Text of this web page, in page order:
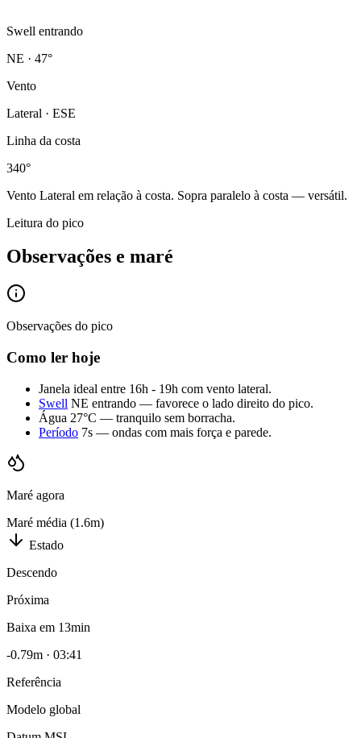
Swell entrando
NE · 47°
Vento
Lateral · ESE
Linha da costa
340°
Vento Lateral em relação à costa. Sopra paralelo à costa — versátil.
Leitura do pico
Observações e maré
Observações do pico
Como ler hoje
Janela ideal entre 16h - 19h com vento lateral.
Swell NE entrando — favorece o lado direito do pico.
Água 27°C — tranquilo sem borracha.
Período 7s — ondas com mais força e parede.
Maré agora
Maré média (1.6m)
Estado
Descendo
Próxima
Baixa em 13min
-0.79m · 03:41
Referência
Modelo global